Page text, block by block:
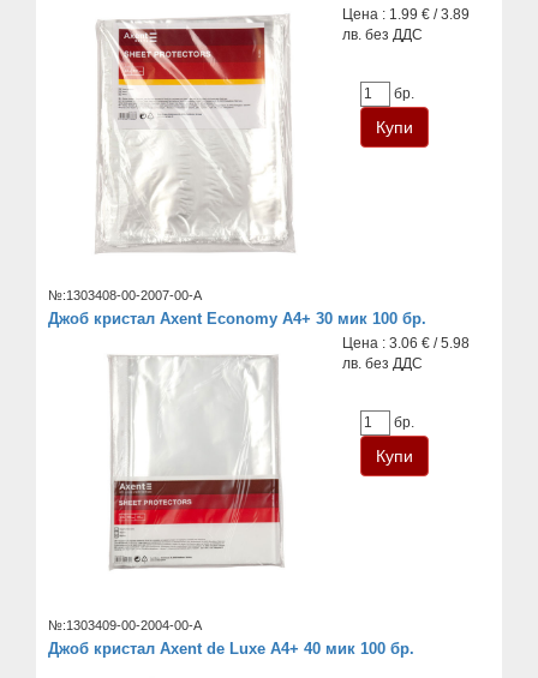
Цена : 1.99 € / 3.89
лв. без ДДС
бр.
№:1303408-00-2007-00-A
Джоб кристал Axent Economy А4+ 30 мик 100 бр.
Цена : 3.06 € / 5.98
лв. без ДДС
бр.
№:1303409-00-2004-00-A
Джоб кристал Axent de Luxe А4+ 40 мик 100 бр.